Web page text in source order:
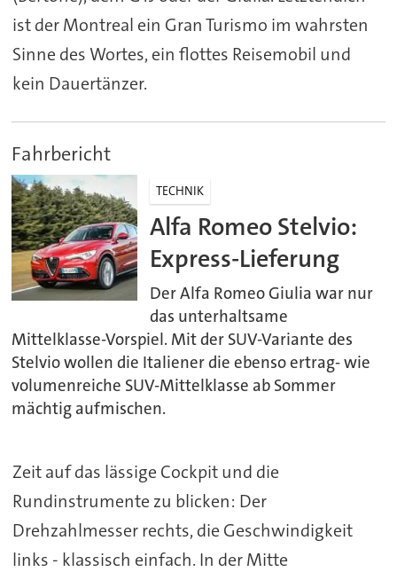
ist der Montreal ein Gran Turismo im wahrsten
Sinne des Wortes, ein flottes Reisemobil und
kein Dauertänzer.
Fahrbericht
TECHNIK
Alfa Romeo Stelvio:
Express-Lieferung
Der Alfa Romeo Giulia war nur
das unterhaltsame
Mittelklasse-Vorspiel. Mit der SUV-Variante des
Stelvio wollen die Italiener die ebenso ertrag- wie
volumenreiche SUV-Mittelklasse ab Sommer
mächtig aufmischen.
Zeit auf das lässige Cockpit und die
Rundinstrumente zu blicken: Der
Drehzahlmesser rechts, die Geschwindigkeit
links - klassisch einfach. In der Mitte